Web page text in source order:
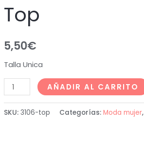
Top
5,50€
Talla Unica
AÑADIR AL CARRITO
SKU: 3106-top Categorías: Moda mujer,